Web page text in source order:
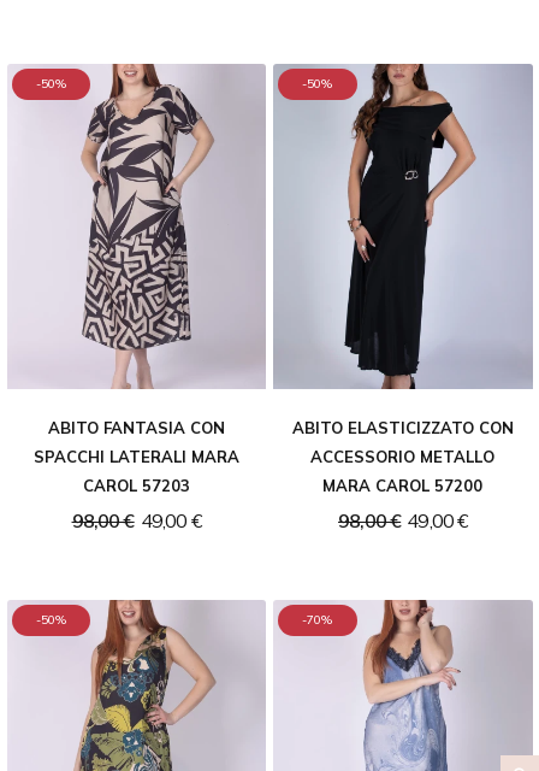
-50%
ABITO FANTASIA CON
SPACCHI LATERALI MARA
CAROL 57203
98,00 € 49,00 €
-50%
ABITO ELASTICIZZATO CON
ACCESSORIO METALLO
MARA CAROL 57200
98,00 € 49,00 €
-50% -70%